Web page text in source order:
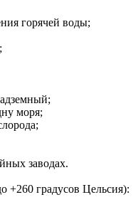
горячей воды;
моря;
заводах.
+260 градусов Цельсия):